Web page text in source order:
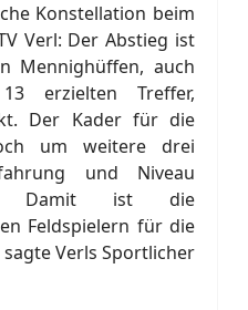
Konstellation beim
Verl: Der Abstieg ist
Mennighüffen, auch
erzielten Treffer,
Der Kader für die
um weitere drei
und Niveau
Damit ist die
Feldspielern für die
Verls Sportlicher